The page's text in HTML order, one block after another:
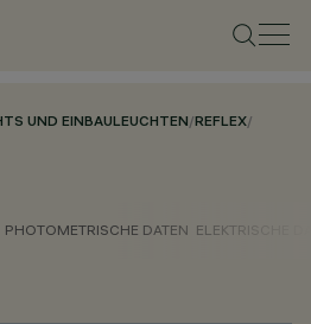
UND EINBAULEUCHTEN/REFLEX/
PHOTOMETRISCHE DATEN ELEKTRISCHE